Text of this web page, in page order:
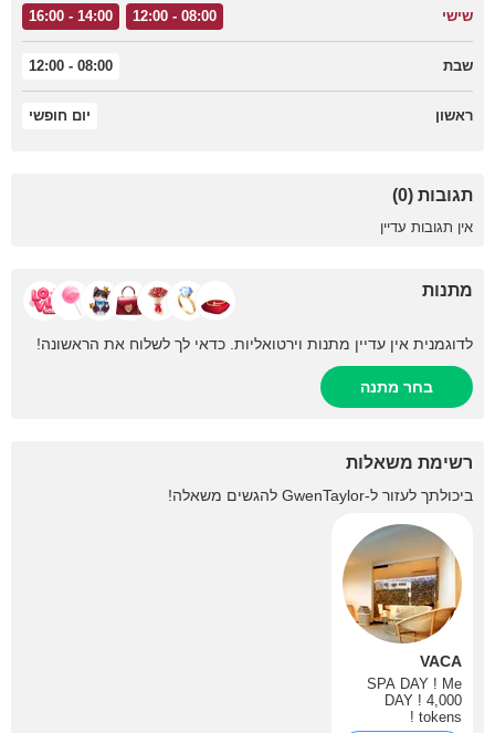
שישי 08:00 - 12:00
14:00 - 16:00
שבת 08:00 - 12:00
ראשון יום חופשי
תגובות (0)
אין תגובות עדיין
מתנות
לדוגמנית אין עדיין מתנות וירטואליות. כדאי לך לשלוח את הראשונה!
בחר מתנה
רשימת משאלות
ביכולתך לעזור ל-GwenTaylor להגשים משאלה!
VACA
SPA DAY ! Me
DAY ! 4,000
tokens !